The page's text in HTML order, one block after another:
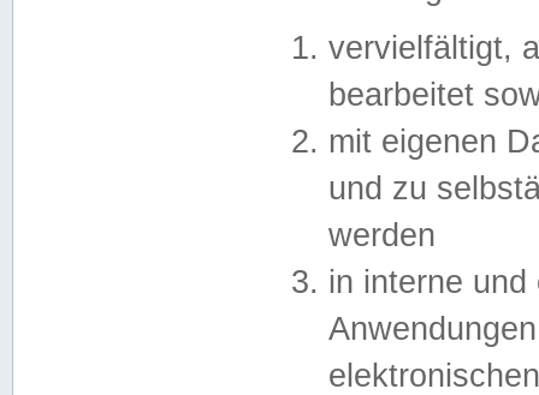
vervielfältigt,
bearbeitet
mit eigenen
und zu
werden
in interne